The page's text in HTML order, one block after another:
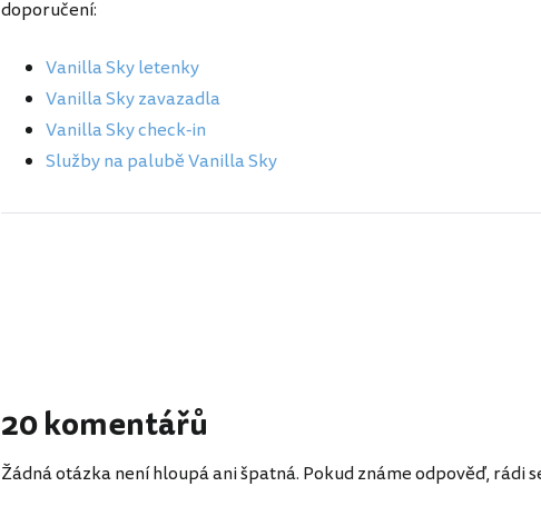
doporučení:
Vanilla Sky letenky
Vanilla Sky zavazadla
Vanilla Sky check-in
Služby na palubě Vanilla Sky
20 komentářů
Žádná otázka není hloupá ani špatná. Pokud známe odpověď, rádi